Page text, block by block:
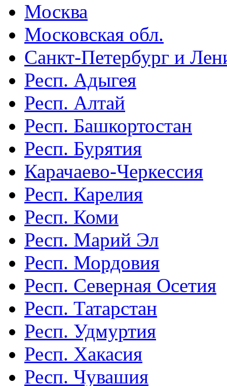
Москва
Московская обл.
Санкт-Петербург и
Респ. Адыгея
Респ. Алтай
Респ. Башкортостан
Респ. Бурятия
Карачаево-Черкессия
Респ. Карелия
Респ. Коми
Респ. Марий Эл
Респ. Мордовия
Респ. Северная Осетия
Респ. Татарстан
Респ. Удмуртия
Респ. Хакасия
Респ. Чувашия